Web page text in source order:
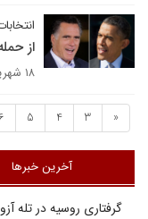
از
۱۸ شهریور ۱۳۹۱
«
3
4
5
آخرین خبرها
گرفتاری روسیه در تله